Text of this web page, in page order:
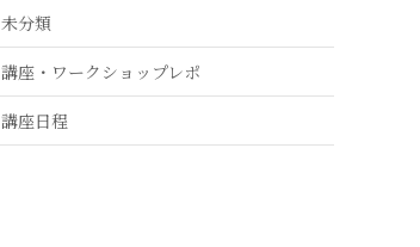
未分類
講座・ワークショップレポ
講座日程